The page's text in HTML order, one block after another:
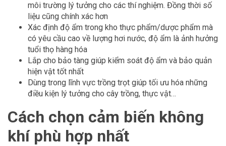
môi trường lý tưởng cho các thí nghiệm. Đồng thời số
liệu cũng chính xác hơn
Xác định độ ẩm trong kho thực phẩm/dược phẩm mà
có yêu cầu cao về lượng hơi nước, độ ẩm là ảnh hưởng
tuổi thọ hàng hóa
Lắp cho bảo tàng giúp kiểm soát độ ẩm và bảo quản
hiện vật tốt nhất
Dùng trong lĩnh vực trồng trọt giúp tối ưu hóa những
điều kiện lý tưởng cho cây trồng, thực vật…
Cách chọn cảm biến không
khí phù hợp nhất